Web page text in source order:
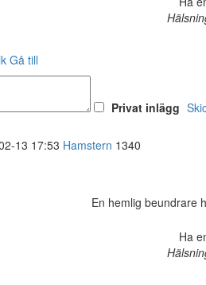
Gå till
Privat inlägg
13 17:53 Hamstern 1340
En hemlig beundrare
Ha